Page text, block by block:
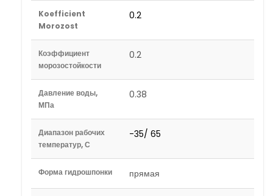
Koefficient
Morozost
0.2
Коэффициент
морозостойкости
0.2
Давление воды,
МПа
0.38
Диапазон рабочих
температур, С
-35/ 65
Форма гидрошпонки прямая